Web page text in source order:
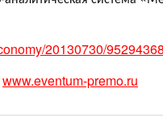
20130730/
www.eventum-premo.ru